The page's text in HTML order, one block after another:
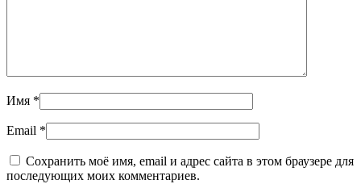
Имя *
Email *
Сохранить моё имя, email и адрес сайта в этом браузере для
последующих моих комментариев.